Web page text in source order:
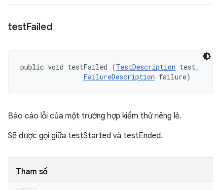
testFailed
public void testFailed (TestDescription test,
FailureDescription failure)
Báo cáo lỗi của một trường hợp kiểm thử riêng lẻ.
Sẽ được gọi giữa testStarted và testEnded.
Tham số